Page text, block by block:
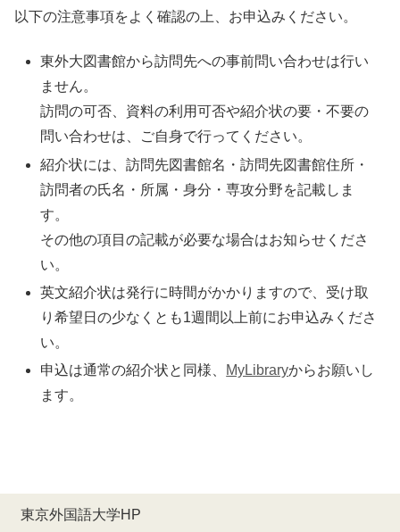
以下の注意事項をよく確認の上、お申込みください。
東外大図書館から訪問先への事前問い合わせは行い
ません。
訪問の可否、資料の利用可否や紹介状の要・不要の
問い合わせは、ご自身で行ってください。
紹介状には、訪問先図書館名・訪問先図書館住所・
訪問者の氏名・所属・身分・専攻分野を記載しま
す。
その他の項目の記載が必要な場合はお知らせくださ
い。
英文紹介状は発行に時間がかかりますので、受け取
り希望日の少なくとも1週間以上前にお申込みくださ
い。
申込は通常の紹介状と同様、
MyLibraryからお願いし
ます。
東京外国語大学HP